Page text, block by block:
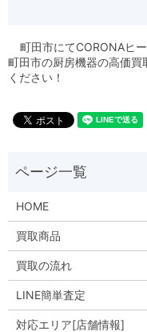
町田市にてCORONAヒ
町田市の厨房機器の高価
ください！
HOME
買取商品
買取の流れ
LINE簡単査定
対応エリア[店舗情報]